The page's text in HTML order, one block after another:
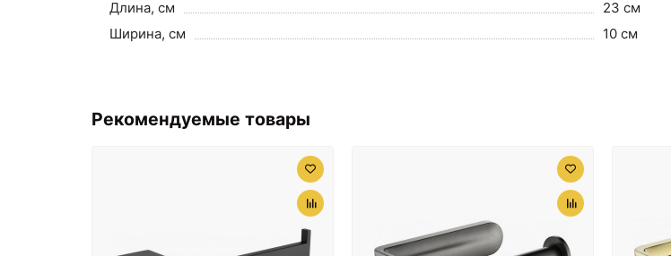
Длина, см
23 см
Ширина, см
10 см
Рекомендуемые товары